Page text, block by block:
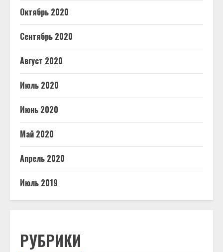
Октябрь 2020
Сентябрь 2020
Август 2020
Июль 2020
Июнь 2020
Май 2020
Апрель 2020
Июль 2019
РУБРИКИ